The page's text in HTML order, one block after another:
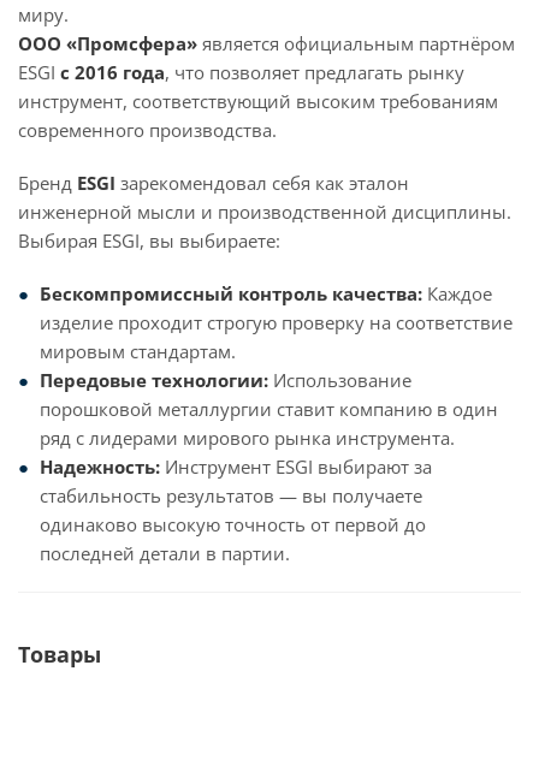
миру.
ООО «Промсфера» является официальным партнёром
ESGI с 2016 года, что позволяет предлагать рынку
инструмент, соответствующий высоким требованиям
современного производства.
Бренд ESGI зарекомендовал себя как эталон
инженерной мысли и производственной дисциплины.
Выбирая ESGI, вы выбираете:
Бескомпромиссный контроль качества: Каждое
изделие проходит строгую проверку на соответствие
мировым стандартам.
Передовые технологии: Использование
порошковой металлургии ставит компанию в один
ряд с лидерами мирового рынка инструмента.
Надежность: Инструмент ESGI выбирают за
стабильность результатов — вы получаете
одинаково высокую точность от первой до
последней детали в партии.
Товары